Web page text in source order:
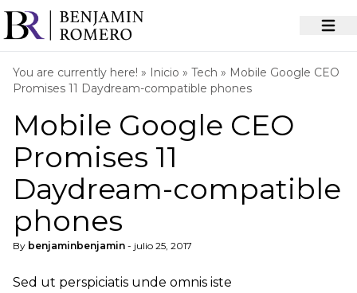
You are currently here! » Inicio » Tech » Mobile Google CEO
Promises 11 Daydream-compatible phones
Mobile Google CEO
Promises 11
Daydream-compatible
phones
By benjaminbenjamin - julio 25, 2017
Sed ut perspiciatis unde omnis iste